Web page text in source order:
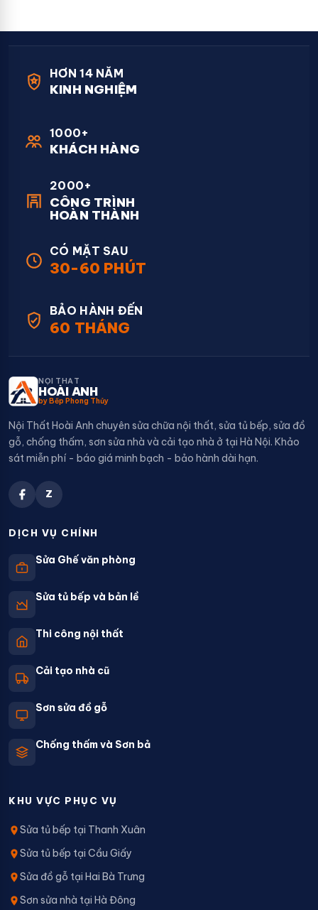
HƠN 14 NĂM
KINH NGHIỆM
1000+
KHÁCH HÀNG
2000+
CÔNG TRÌNH
HOÀN THÀNH
CÓ MẶT SAU
30-60 PHÚT
BẢO HÀNH ĐẾN
60 THÁNG
NỘI THẤT
HOÀI ANH
by Bếp Phong Thủy
Nội Thất Hoài Anh chuyên sửa chữa nội thất, sửa tủ bếp, sửa đồ
gỗ, chống thấm, sơn sửa nhà và cải tạo nhà ở tại Hà Nội. Khảo
sát miễn phí - báo giá minh bạch - bảo hành dài hạn.
Z
DỊCH VỤ CHÍNH
Sửa Ghế văn phòng
Sửa tủ bếp và bản lề
Thi công nội thất
Cải tạo nhà cũ
Sơn sửa đồ gỗ
Chống thấm và Sơn bả
KHU VỰC PHỤC VỤ
Sửa tủ bếp tại Thanh Xuân
Sửa tủ bếp tại Cầu Giấy
Sửa đồ gỗ tại Hai Bà Trưng
Sơn sửa nhà tại Hà Đông